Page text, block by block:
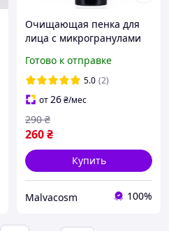
Очищающая пенка для
лица с микрогранулами
Cleansing Foam, 50 г
Готово к отправке
5.0 (2)
от26₴/мес
260₴
290 ₴
Купить
Malvacosm 100%